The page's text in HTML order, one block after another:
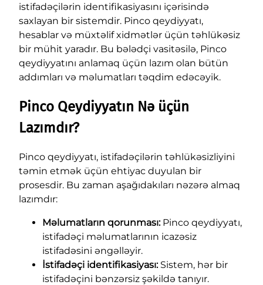
istifadəçilərin identifikasiyasını içərisində
saxlayan bir sistemdir. Pinco qeydiyyatı,
hesablar və müxtəlif xidmətlər üçün təhlükəsiz
bir mühit yaradır. Bu bələdçi vasitəsilə, Pinco
qeydiyyatını anlamaq üçün lazım olan bütün
addımları və məlumatları təqdim edəcəyik.
Pinco Qeydiyyatın Nə üçün
Lazımdır?
Pinco qeydiyyatı, istifadəçilərin təhlükəsizliyini
təmin etmək üçün ehtiyac duyulan bir
prosesdir. Bu zaman aşağıdakıları nəzərə almaq
lazımdır:
Məlumatların qorunması:Pinco qeydiyyatı,
istifadəçi məlumatlarının icazəsiz
istifadəsini əngəlləyir.
İstifadəçi identifikasiyası:Sistem, hər bir
istifadəçini bənzərsiz şəkildə tanıyır.